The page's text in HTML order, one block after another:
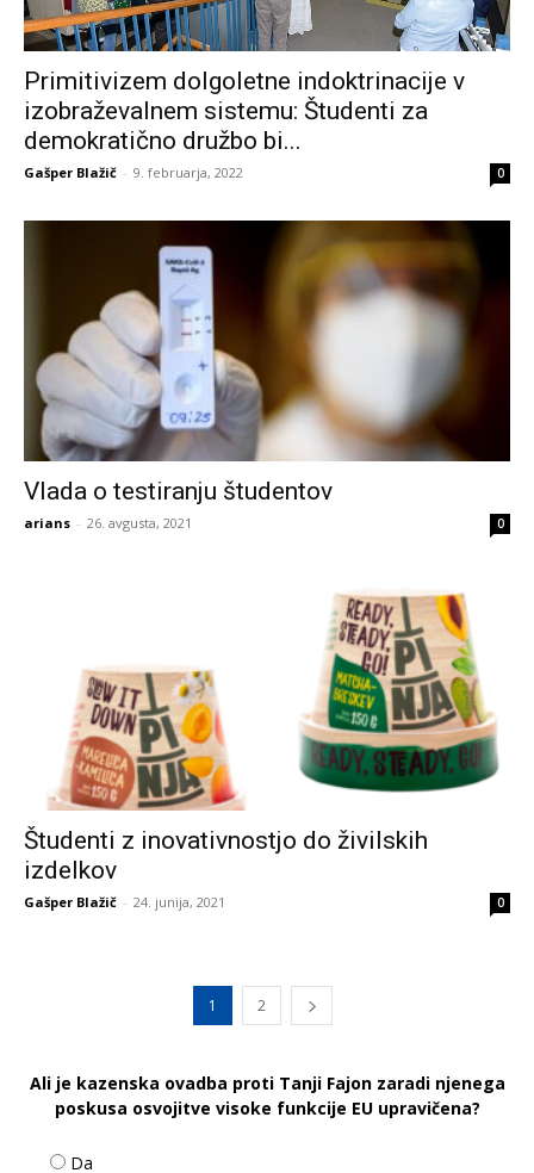
Primitivizem dolgoletne indoktrinacije v
izobraževalnem sistemu: Študenti za
demokratično družbo bi...
Gašper Blažič - 9. februarja, 2022 0
Vlada o testiranju študentov
arians - 26. avgusta, 2021 0
Študenti z inovativnostjo do živilskih
izdelkov
Gašper Blažič - 24. junija, 2021 0
1 2
Ali je kazenska ovadba proti Tanji Fajon zaradi njenega
poskusa osvojitve visoke funkcije EU upravičena?
Da